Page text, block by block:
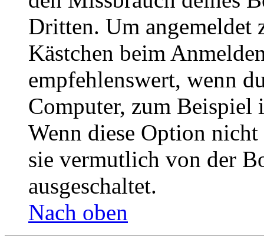
Dritten. Um angemeldet
Kästchen beim
empfehlenswert, wenn
Computer, zum Beispiel
Wenn diese Option
sie vermutlich von der
ausgeschaltet.
Nach oben